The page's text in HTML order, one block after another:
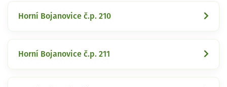
Horní Bojanovice č.p. 210
Horní Bojanovice č.p. 211